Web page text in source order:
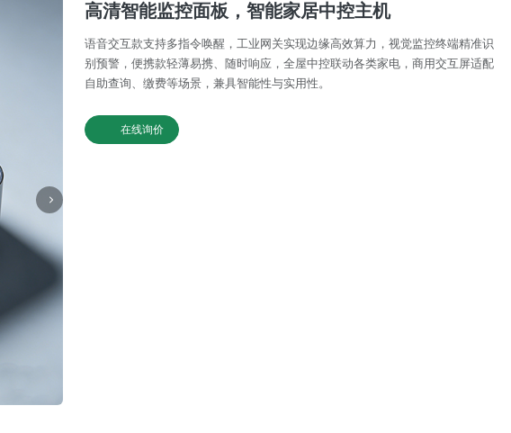
高清智能监控面板，智能家居中控主机
语音交互款支持多指令唤醒，工业网关实现边缘高效算力，视觉监控终端精准识
别预警，便携款轻薄易携、随时响应，全屋中控联动各类家电，商用交互屏适配
自助查询、缴费等场景，兼具智能性与实用性。
在线询价